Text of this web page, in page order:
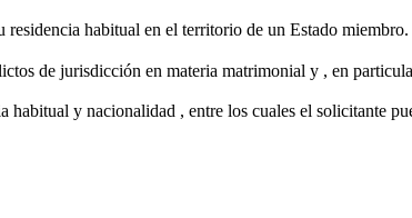
habitual en el territorio de un Estado miembro.
de jurisdicción en materia matrimonial y , en
y nacionalidad , entre los cuales el solicitante